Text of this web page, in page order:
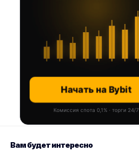
Начать на Bybit
Комиссия спота 0,1% · торги 24/7
Вам будет интересно